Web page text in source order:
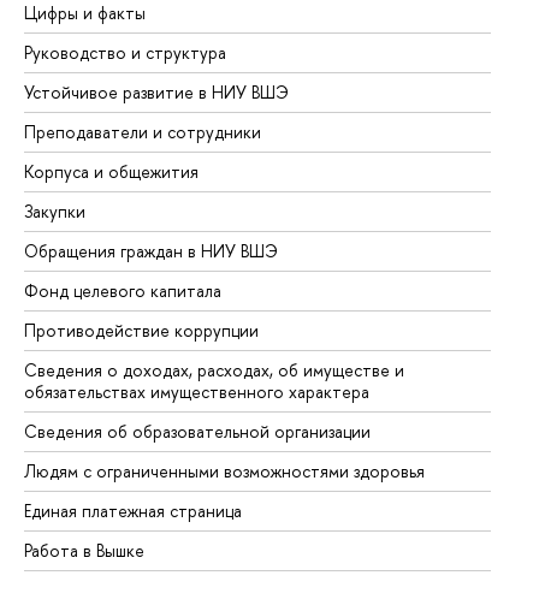
Цифры и факты
Руководство и структура
Устойчивое развитие в НИУ ВШЭ
Преподаватели и сотрудники
Корпуса и общежития
Закупки
Обращения граждан в НИУ ВШЭ
Фонд целевого капитала
Противодействие коррупции
Сведения о доходах, расходах, об имуществе и
обязательствах имущественного характера
Сведения об образовательной организации
Людям с ограниченными возможностями здоровья
Единая платежная страница
Работа в Вышке